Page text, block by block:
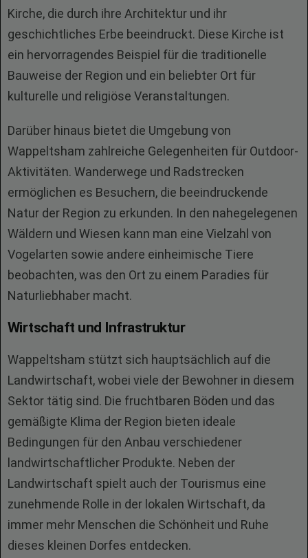
Kirche, die durch ihre Architektur und ihr
geschichtliches Erbe beeindruckt. Diese Kirche ist
ein hervorragendes Beispiel für die traditionelle
Bauweise der Region und ein beliebter Ort für
kulturelle und religiöse Veranstaltungen.
Darüber hinaus bietet die Umgebung von
Wappeltsham zahlreiche Gelegenheiten für Outdoor-
Aktivitäten. Wanderwege und Radstrecken
ermöglichen es Besuchern, die beeindruckende
Natur der Region zu erkunden. In den nahegelegenen
Wäldern und Wiesen kann man eine Vielzahl von
Vogelarten sowie andere einheimische Tiere
beobachten, was den Ort zu einem Paradies für
Naturliebhaber macht.
Wirtschaft und Infrastruktur
Wappeltsham stützt sich hauptsächlich auf die
Landwirtschaft, wobei viele der Bewohner in diesem
Sektor tätig sind. Die fruchtbaren Böden und das
gemäßigte Klima der Region bieten ideale
Bedingungen für den Anbau verschiedener
landwirtschaftlicher Produkte. Neben der
Landwirtschaft spielt auch der Tourismus eine
zunehmende Rolle in der lokalen Wirtschaft, da
immer mehr Menschen die Schönheit und Ruhe
dieses kleinen Dorfes entdecken.